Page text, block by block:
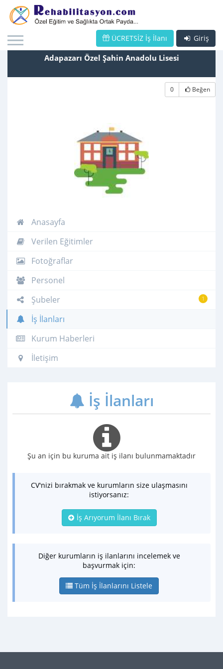
Giriş
ÜCRETSİZ İş İlanı
Adapazarı Özel Şahin Anadolu Lisesi
0 Beğen
Anasayfa
Verilen Eğitimler
Fotoğraflar
Personel
1
Şubeler
İş İlanları
Kurum Haberleri
İletişim
İş İlanları
Şu an için bu kuruma ait iş ilanı bulunmamaktadır
CV'nizi bırakmak ve kurumların size ulaşmasını
istiyorsanız:
İş Arıyorum İlanı Bırak
Diğer kurumların iş ilanlarını incelemek ve
başvurmak için:
Tüm İş İlanlarını Listele